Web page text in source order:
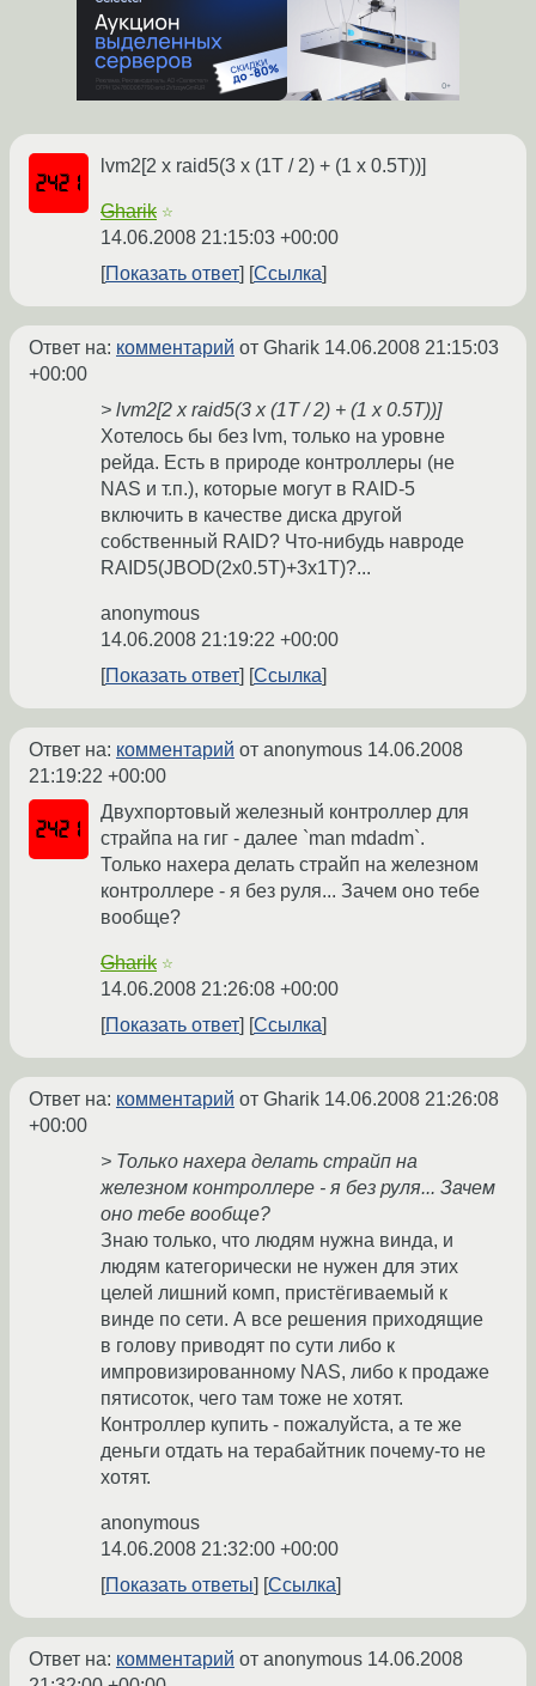
lvm2[2 x raid5(3 x (1T / 2) + (1 x 0.5T))]
Gharik ☆
14.06.2008 21:15:03 +00:00
Показать ответ
Ссылка
Ответ на: комментарий от Gharik 14.06.2008 21:15:03
+00:00
> lvm2[2 x raid5(3 x (1T / 2) + (1 x 0.5T))]
Хотелось бы без lvm, только на уровне
рейда. Есть в природе контроллеры (не
NAS и т.п.), которые могут в RAID-5
включить в качестве диска другой
собственный RAID? Что-нибудь навроде
RAID5(JBOD(2x0.5T)+3x1T)?...
anonymous
14.06.2008 21:19:22 +00:00
Показать ответ
Ссылка
Ответ на: комментарий от anonymous 14.06.2008
21:19:22 +00:00
Двухпортовый железный контроллер для
страйпа на гиг - далее `man mdadm`.
Только нахера делать страйп на железном
контроллере - я без руля... Зачем оно тебе
вообще?
Gharik ☆
14.06.2008 21:26:08 +00:00
Показать ответ
Ссылка
Ответ на: комментарий от Gharik 14.06.2008 21:26:08
+00:00
> Только нахера делать страйп на
железном контроллере - я без руля... Зачем
оно тебе вообще?
Знаю только, что людям нужна винда, и
людям категорически не нужен для этих
целей лишний комп, пристёгиваемый к
винде по сети. А все решения приходящие
в голову приводят по сути либо к
импровизированному NAS, либо к продаже
пятисоток, чего там тоже не хотят.
Контроллер купить - пожалуйста, а те же
деньги отдать на терабайтник почему-то не
хотят.
anonymous
14.06.2008 21:32:00 +00:00
Показать ответы
Ссылка
Ответ на: комментарий от anonymous 14.06.2008